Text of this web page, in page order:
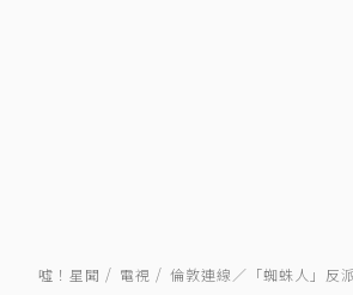
噓！星聞 電視 倫敦連線／「蜘蛛人」反